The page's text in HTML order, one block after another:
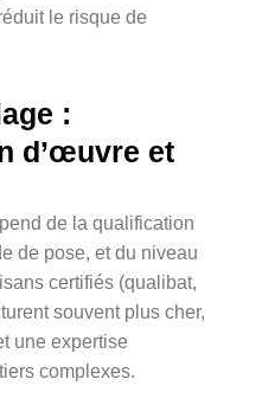
le risque de
:
d’œuvre et
de la qualification
de pose, et du niveau
certifiés (qualibat,
souvent plus cher,
une expertise
complexes.